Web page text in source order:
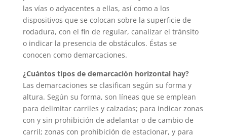
las vías o adyacentes a ellas, así como a los
dispositivos que se colocan sobre la superficie de
rodadura, con el fin de regular, canalizar el tránsito
o indicar la presencia de obstáculos. Éstas se
conocen como demarcaciones.
¿Cuántos tipos de demarcación horizontal hay?
Las demarcaciones se clasifican según su forma y
altura. Según su forma, son líneas que se emplean
para delimitar carriles y calzadas; para indicar zonas
con y sin prohibición de adelantar o de cambio de
carril; zonas con prohibición de estacionar, y para